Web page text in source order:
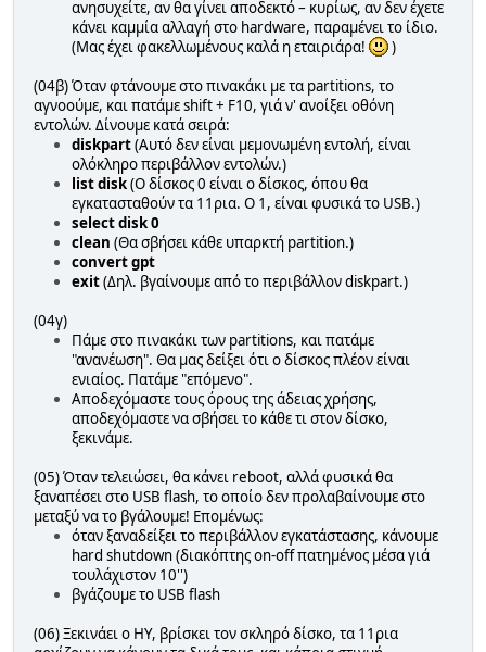
ανησυχείτε, αν θα γίνει αποδεκτό – κυρίως, αν δεν έχετε
κάνει καμμία αλλαγή στο hardware, παραμένει το ίδιο.
(Μας έχει φακελλωμένους καλά η εταιριάρα!
)
(04β) Όταν φτάνουμε στο πινακάκι με τα partitions, το
αγνοούμε, και πατάμε shift + F10, γιά ν' ανοίξει οθόνη
εντολών. Δίνουμε κατά σειρά:
diskpart(Αυτό δεν είναι μεμονωμένη εντολή, είναι
ολόκληρο περιβάλλον εντολών.)
list disk(Ο δίσκος 0 είναι ο δίσκος, όπου θα
εγκατασταθούν τα 11ρια. Ο 1, είναι φυσικά το USB.)
select disk 0
clean (Θα σβήσει κάθε υπαρκτή partition.)
convert gpt
exit(Δηλ. βγαίνουμε από το περιβάλλον diskpart.)
(04γ)
Πάμε στο πινακάκι των partitions, και πατάμε
"ανανέωση". Θα μας δείξει ότι ο δίσκος πλέον είναι
ενιαίος. Πατάμε "επόμενο".
Αποδεχόμαστε τους όρους της άδειας χρήσης,
αποδεχόμαστε να σβήσει το κάθε τι στον δίσκο,
ξεκινάμε.
(05) Όταν τελειώσει, θα κάνει reboot, αλλά φυσικά θα
ξαναπέσει στο USB flash, το οποίο δεν προλαβαίνουμε στο
μεταξύ να το βγάλουμε! Επομένως:
όταν ξαναδείξει το περιβάλλον εγκατάστασης, κάνουμε
hard shutdown (διακόπτης on-off πατημένος μέσα γιά
τουλάχιστον 10'')
βγάζουμε το USB flash
(06) Ξεκινάει ο ΗΥ, βρίσκει τον σκληρό δίσκο, τα 11ρια